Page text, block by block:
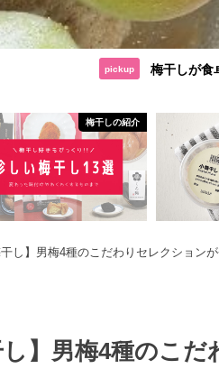
pickup 梅干しが食
梅干しの紹介
干し】男梅4種のこだわりセレクション
し】男梅4種のこ